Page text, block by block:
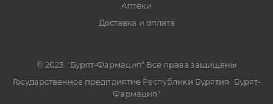
Аптеки
Доставка и оплата
© 2023. "Бурят-Фармация" Все права защищены
Государственное предприятие Республики Бурятия "Бурят-
Фармация"